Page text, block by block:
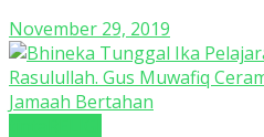
November 29, 2019